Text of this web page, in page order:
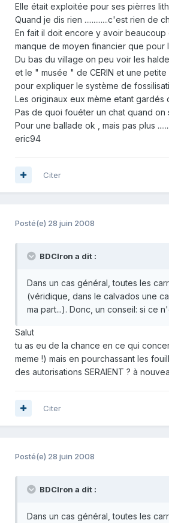
Elle était exploitée pour ses pièrres
Quand je dis rien .............c'est rien de
En fait il doit encore y avoir
manque de moyen financier que pour
Du bas du village on peu voir les
et le " musée " de CERIN et une
pour expliquer le système de
Les originaux eux mème etant gardés
Pas de quoi fouéter un chat quand
Pour une ballade ok , mais pas plus
eric94
Citer
Posté(e) 28 juin 2008
BDCIron a dit :
Dans un cas général, toutes les
(véridique, dans le calvados une
ma part...). Donc, un conseil: si ce
Salut
tu as eu de la chance en ce qui
meme !) mais en pourchassant les
des autorisations SERAIENT ? à
Citer
Posté(e) 28 juin 2008
BDCIron a dit :
Dans un cas général, toutes les